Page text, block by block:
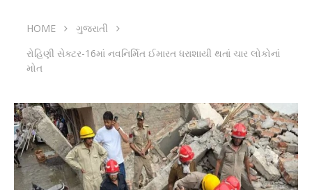
HOME
ગુજરાતી
રોહિણી સેક્ટર-16માં નવનિર્મિત ઈમારત ધરાશાયી થતાં ચાર લોકોનાં
મોત